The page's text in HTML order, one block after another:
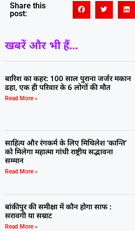
Share this
post:
खबरें और भी हैं...
बारिश का कहर: 100 साल पुराना जर्जर मकान
ढहा, एक ही परिवार के 6 लोगों की मौत
Read More »
साहित्य और रंगकर्म के लिए मिथिलेश ‘कान्ति’
को मिलेगा महात्मा गांधी राष्ट्रीय सद्भावना
सम्मान
Read More »
बांकीपुर की समीक्षा में कौन होगा साफ :
सरावगी या सम्राट
Read More »